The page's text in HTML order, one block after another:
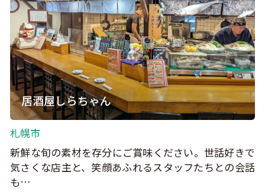
居酒屋しらちゃん
札幌市
新鮮な旬の素材を存分にご賞味ください。世話好きで
気さくな店主と、笑顔あふれるスタッフたちとの会話
も…